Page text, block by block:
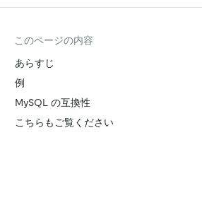
このページの内容
あらすじ
例
MySQL の互換性
こちらもご覧ください